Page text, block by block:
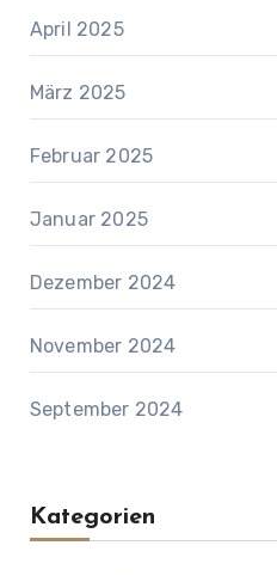
April 2025
März 2025
Februar 2025
Januar 2025
Dezember 2024
November 2024
September 2024
Kategorien